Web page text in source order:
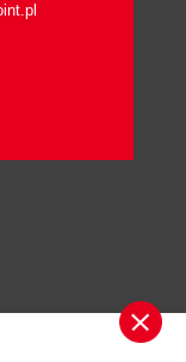
za pomocą
(232)
(237)
(252)